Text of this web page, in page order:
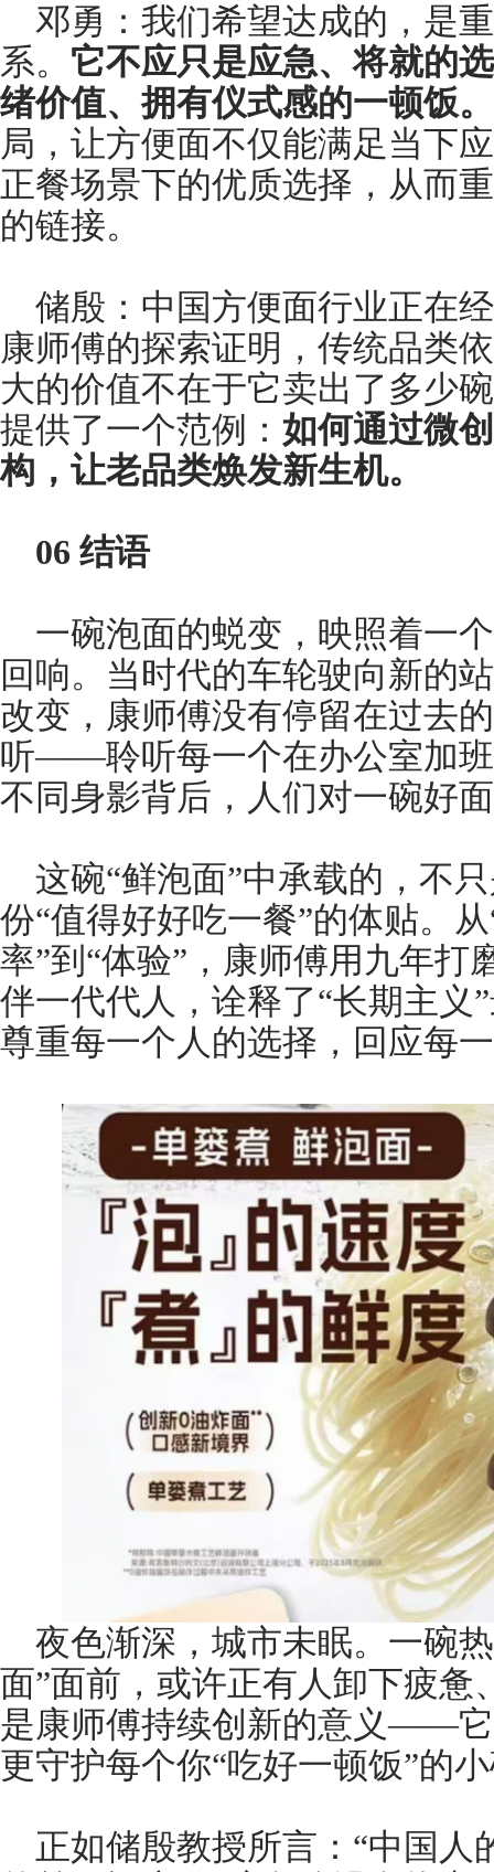
邓勇：我们希望达成的，是
系。 它不应只是应急、将就的
绪价值、拥有仪式感的一顿饭。
局，让方便面不仅能满足当下
正餐场景下的优质选择，从而
的链接。
储殷：中国方便面行业正在
康师傅的探索证明，传统品类
大的价值不在于它卖出了多少
提供了一个范例： 如何通过微
构，让老品类焕发新生机。
06 结语
一碗泡面的蜕变，映照着一
回响。当时代的车轮驶向新的
改变，康师傅没有停留在过去
听——聆听每一个在办公室加
不同身影背后，人们对一碗好
这碗“鲜泡面”中承载的，不
份“值得好好吃一餐”的体贴。
率”到“体验”，康师傅用九年打
伴一代代人，诠释了“长期主义
尊重每一个人的选择，回应每
夜色渐深，城市未眠。一碗
面”面前，或许正有人卸下疲惫
是康师傅持续创新的意义——
更守护每个你“吃好一顿饭”的
正如储殷教授所言：“中国人